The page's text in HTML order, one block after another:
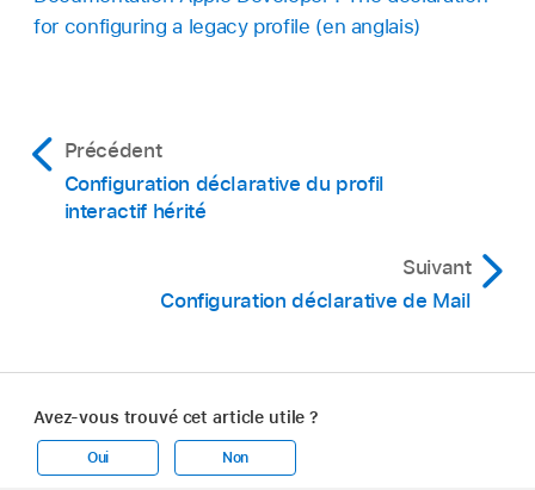
for configuring a legacy profile (en anglais)
Précédent
Configuration déclarative du profil
interactif hérité
Suivant
Configuration déclarative de Mail
Avez-vous trouvé cet article utile ?
Oui Non